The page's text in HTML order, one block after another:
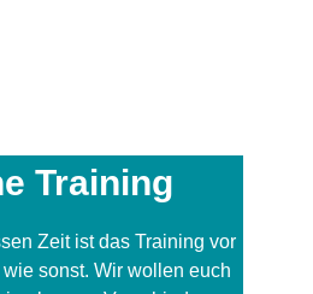
Training
Zeit ist das Training vor
sonst. Wir wollen euch